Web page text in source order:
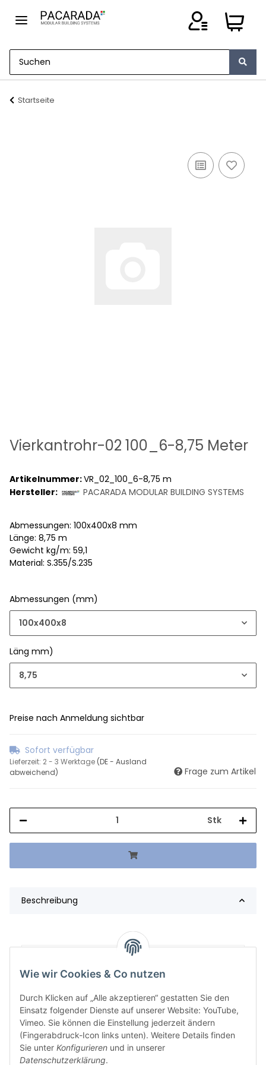
Startseite
Vierkantrohr-02 100_6-8,75 Meter
Artikelnummer:VR_02_100_6-8,75 m
Hersteller:
PACARADA MODULAR BUILDING SYSTEMS
Abmessungen: 100x400x8 mm
Länge: 8,75 m
Gewicht kg/m: 59,1
Material: S.355/S.235
Abmessungen (mm)
100x400x8
Läng mm)
8,75
Preise nach Anmeldung sichtbar
Sofort verfügbar
Lieferzeit: 2 - 3 Werktage (DE - Ausland
abweichend)
Frage zum Artikel
Stk
Beschreibung
517,13
Wie wir Cookies & Co nutzen
Durch Klicken auf „Alle akzeptieren“ gestatten Sie den
Einsatz folgender Dienste auf unserer Website: YouTube,
Vimeo. Sie können die Einstellung jederzeit ändern
(Fingerabdruck-Icon links unten). Weitere Details finden
Sie unter Konfigurieren und in unserer
Datenschutzerklärung.